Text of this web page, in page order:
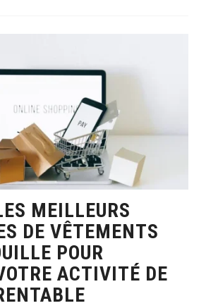
MEILLEURS
DE VÊTEMENTS
POUR
ACTIVITÉ DE